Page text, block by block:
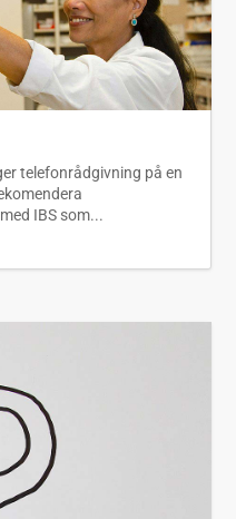
telefonrådgivning på en
IBS som...